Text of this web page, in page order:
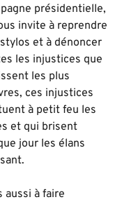
présidentielle,
invite à reprendre
et à dénoncer
les injustices que
les plus
ces injustices
à petit feu les
et qui brisent
jour les élans
aussi à faire